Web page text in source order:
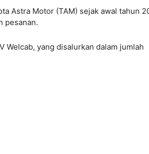
Astra Motor (TAM) sejak awal tahun
pesanan.
Welcab, yang disalurkan dalam jumlah